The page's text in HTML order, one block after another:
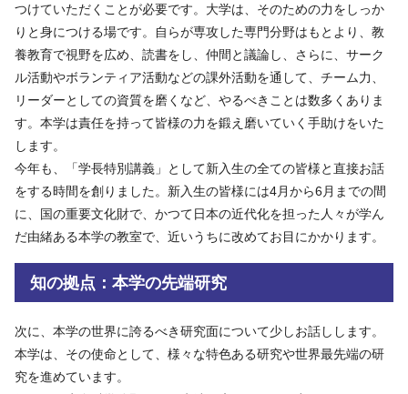
つけていただくことが必要です。大学は、そのための力をしっか
りと身につける場です。自らが専攻した専門分野はもとより、教
養教育で視野を広め、読書をし、仲間と議論し、さらに、サーク
ル活動やボランティア活動などの課外活動を通して、チーム力、
リーダーとしての資質を磨くなど、やるべきことは数多くありま
す。本学は責任を持って皆様の力を鍛え磨いていく手助けをいた
します。
今年も、「学長特別講義」として新入生の全ての皆様と直接お話
をする時間を創りました。新入生の皆様には4月から6月までの間
に、国の重要文化財で、かつて日本の近代化を担った人々が学ん
だ由緒ある本学の教室で、近いうちに改めてお目にかかります。
知の拠点：本学の先端研究
次に、本学の世界に誇るべき研究面について少しお話しします。
本学は、その使命として、様々な特色ある研究や世界最先端の研
究を進めています。